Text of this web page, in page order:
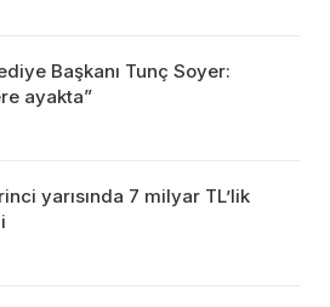
Başkanı Tunç Soyer:
ayakta”
yarısında 7 milyar TL’lik